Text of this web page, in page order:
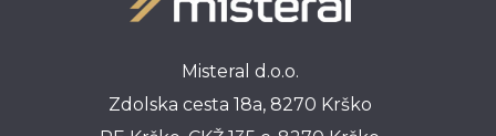
Misteral d.o.o.
Zdolska cesta 18a, 8270 Krško